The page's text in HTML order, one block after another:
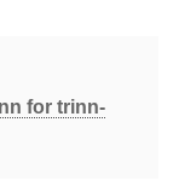
for trinn-